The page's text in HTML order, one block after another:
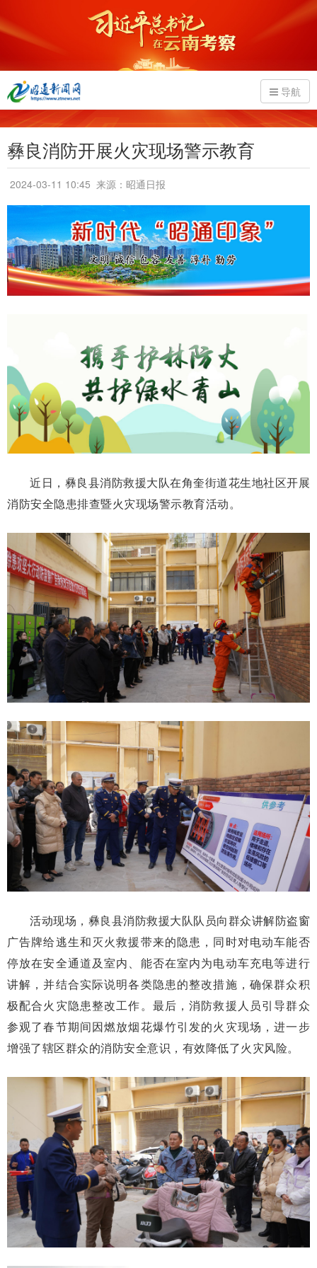
导航
彝良消防开展火灾现场警示教育
2024-03-11 10:45 来源：昭通日报
近日，彝良县消防救援大队在角奎街道花生地社区开展
消防安全隐患排查暨火灾现场警示教育活动。
活动现场，彝良县消防救援大队队员向群众讲解防盗窗
广告牌给逃生和灭火救援带来的隐患，同时对电动车能否
停放在安全通道及室内、能否在室内为电动车充电等进行
讲解，并结合实际说明各类隐患的整改措施，确保群众积
极配合火灾隐患整改工作。最后，消防救援人员引导群众
参观了春节期间因燃放烟花爆竹引发的火灾现场，进一步
增强了辖区群众的消防安全意识，有效降低了火灾风险。